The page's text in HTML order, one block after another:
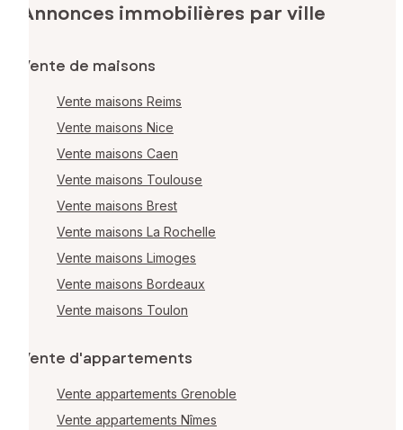
Annonces immobilières par ville
Vente de maisons
Vente maisons Reims
Vente maisons Nice
Vente maisons Caen
Vente maisons Toulouse
Vente maisons Brest
Vente maisons La Rochelle
Vente maisons Limoges
Vente maisons Bordeaux
Vente maisons Toulon
Vente d'appartements
Vente appartements Grenoble
Vente appartements Nîmes